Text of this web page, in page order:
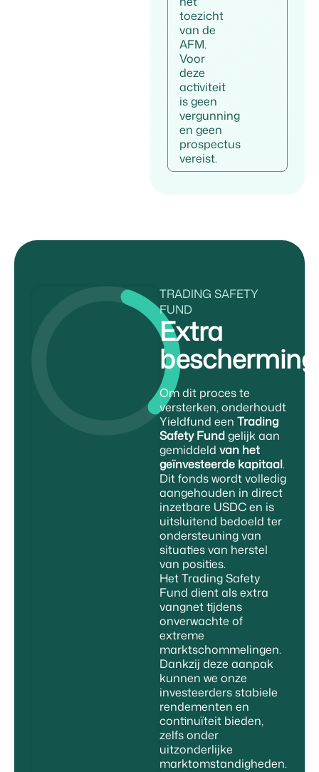
toezicht
van de
AFM.
Voor
deze
activiteit
is geen
vergunning
en geen
prospectus
vereist.
TRADING SAFETY
FUND
Extra
bescherming
Om dit proces te
versterken, onderhoudt
Yieldfund een Trading
Safety Fundgelijk aan
gemiddeld van het
geïnvesteerde kapitaal.
Dit fonds wordt volledig
aangehouden in direct
inzetbare USDC en is
uitsluitend bedoeld ter
ondersteuning van
situaties van herstel
van posities.
Het Trading Safety
Fund dient als extra
vangnet tijdens
onverwachte of
extreme
marktschommelingen.
Dankzij deze aanpak
kunnen we onze
investeerders stabiele
rendementen en
continuïteit bieden,
zelfs onder
uitzonderlijke
marktomstandigheden.